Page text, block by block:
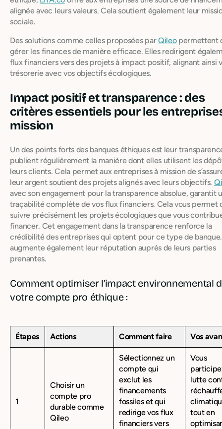
alignée avec leurs valeurs. Cela soutient également leur
sociale.
Des solutions comme celles proposées parQileopermettent
gérer les finances de manière efficace. Elles redirigent
flux financiers vers des projets à impact positif, alignant ainsi
trésorerie avec vos objectifs écologiques.
Impact positif et transparence : des
critères essentiels pour les
mission
Un des points forts des banques éthiques est leur
publient régulièrement la manière dont elles utilisent les
leurs clients. Cela permet aux entreprises à mission de
leur argent soutient des projets alignés avec leurs objectifs.
avec son engagement pour la transparence absolue, garantit
traçabilité complète de vos flux financiers. Cela vous permet
suivre précisément les projets écologiques que vous
financer. Cet engagement dans la transparence renforce la
crédibilité des entreprises qui optent pour ce type de
augmente également leur réputation auprès de leurs parties
prenantes.
Comment optimiser l’impact environnemental
votre compte pro éthique :
Étapes Actions Comment faire Vos
1
Choisir un
compte pro
durable comme
Qileo
Sélectionnez un
compte qui
exclut les
financements
fossiles et qui
redirige vos flux
financiers vers
Vous
lutte
tout en